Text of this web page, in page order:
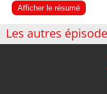
Afficher le résumé
Les autres